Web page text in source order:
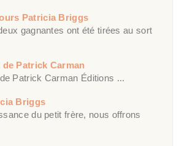
Patricia Briggs
gagnantes ont été tirées au sort
Patrick Carman
Patrick Carman Éditions ...
Briggs
du petit frère, nous offrons